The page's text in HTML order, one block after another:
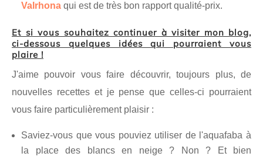
Valrhona qui est de très bon rapport qualité-prix.
Et si vous souhaitez continuer à visiter mon blog,
ci-dessous quelques idées qui pourraient vous
plaire !
J'aime pouvoir vous faire découvrir, toujours plus, de
nouvelles recettes et je pense que celles-ci pourraient
vous faire particulièrement plaisir :
Saviez-vous que vous pouviez utiliser de l'aquafaba à
la place des blancs en neige ? Non ? Et bien